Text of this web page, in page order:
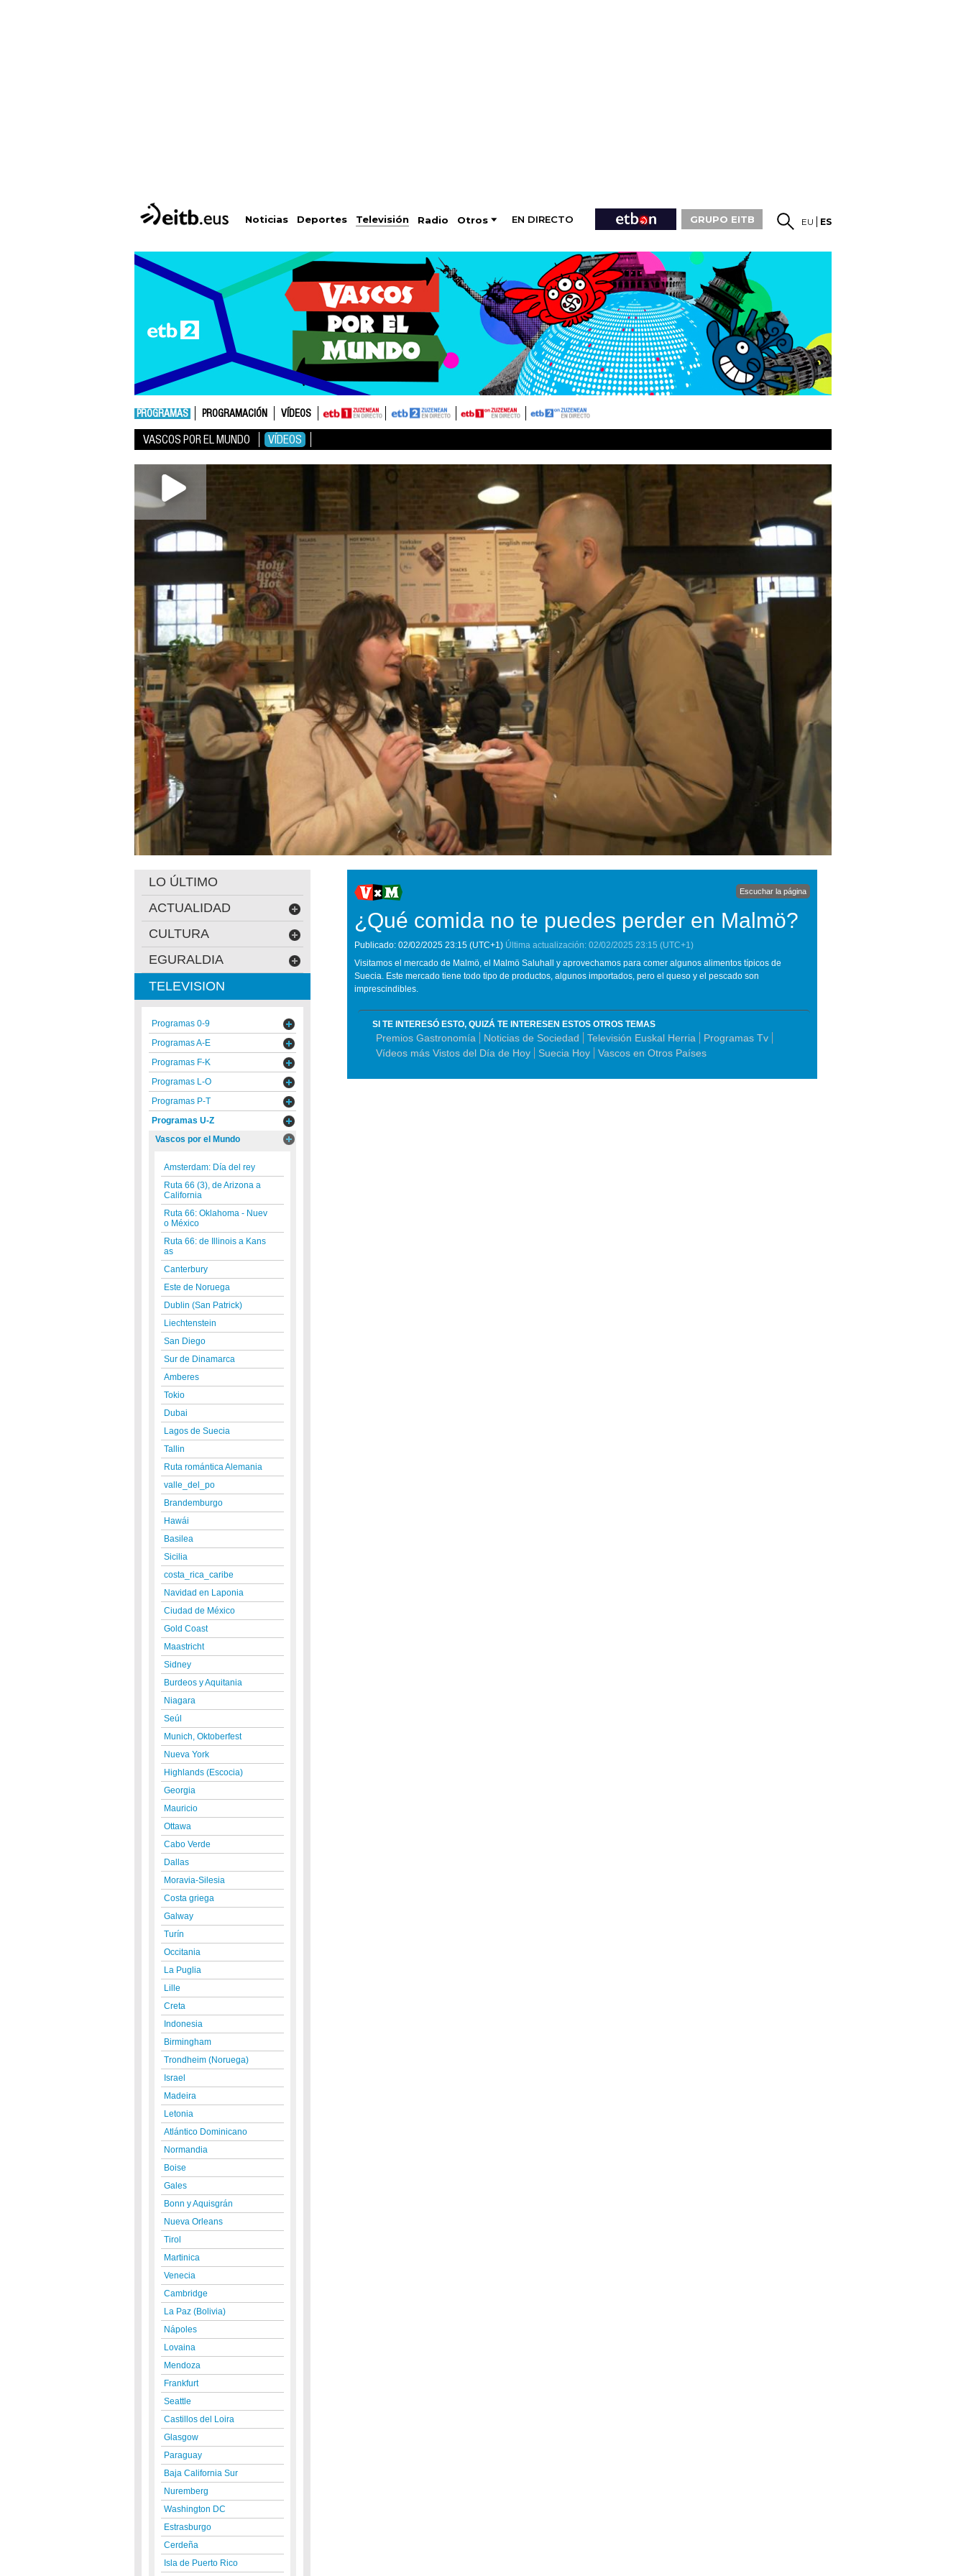
Noticias Deportes Televisión Radio Otros EN DIRECTO GRUPO EITB EU ES
PROGRAMAS PROGRAMACIÓN VÍDEOS
VASCOS POR EL MUNDO VÍDEOS
Escuchar la página
¿Qué comida no te puedes perder en Malmö?
Publicado: 02/02/2025 23:15 (UTC+1) Última actualización: 02/02/2025 23:15 (UTC+1)
Visitamos el mercado de Malmö, el Malmö Saluhall y aprovechamos para comer algunos alimentos típicos de
Suecia. Este mercado tiene todo tipo de productos, algunos importados, pero el queso y el pescado son
imprescindibles.
SI TE INTERESÓ ESTO, QUIZÁ TE INTERESEN ESTOS OTROS TEMAS
Premios Gastronomía Noticias de Sociedad Televisión Euskal Herria
Programas Tv
Vídeos más Vistos del Día de Hoy
Suecia Hoy Vascos en Otros Países
LO ÚLTIMO
ACTUALIDAD
CULTURA
EGURALDIA
TELEVISION
Programas 0-9
Programas A-E
Programas F-K
Programas L-O
Programas P-T
Programas U-Z
Vascos por el Mundo
Amsterdam: Día del rey
Ruta 66 (3), de Arizona a
California
Ruta 66: Oklahoma - Nuev
o México
Ruta 66: de Illinois a Kans
as
Canterbury
Este de Noruega
Dublin (San Patrick)
Liechtenstein
San Diego
Sur de Dinamarca
Amberes
Tokio
Dubai
Lagos de Suecia
Tallin
Ruta romántica Alemania
valle_del_po
Brandemburgo
Hawái
Basilea
Sicilia
costa_rica_caribe
Navidad en Laponia
Ciudad de México
Gold Coast
Maastricht
Sidney
Burdeos y Aquitania
Niagara
Seúl
Munich, Oktoberfest
Nueva York
Highlands (Escocia)
Georgia
Mauricio
Ottawa
Cabo Verde
Dallas
Moravia-Silesia
Costa griega
Galway
Turín
Occitania
La Puglia
Lille
Creta
Indonesia
Birmingham
Trondheim (Noruega)
Israel
Madeira
Letonia
Atlántico Dominicano
Normandia
Boise
Gales
Bonn y Aquisgrán
Nueva Orleans
Tirol
Martinica
Venecia
Cambridge
La Paz (Bolivia)
Nápoles
Lovaina
Mendoza
Frankfurt
Seattle
Castillos del Loira
Glasgow
Paraguay
Baja California Sur
Nuremberg
Washington DC
Estrasburgo
Cerdeña
Isla de Puerto Rico